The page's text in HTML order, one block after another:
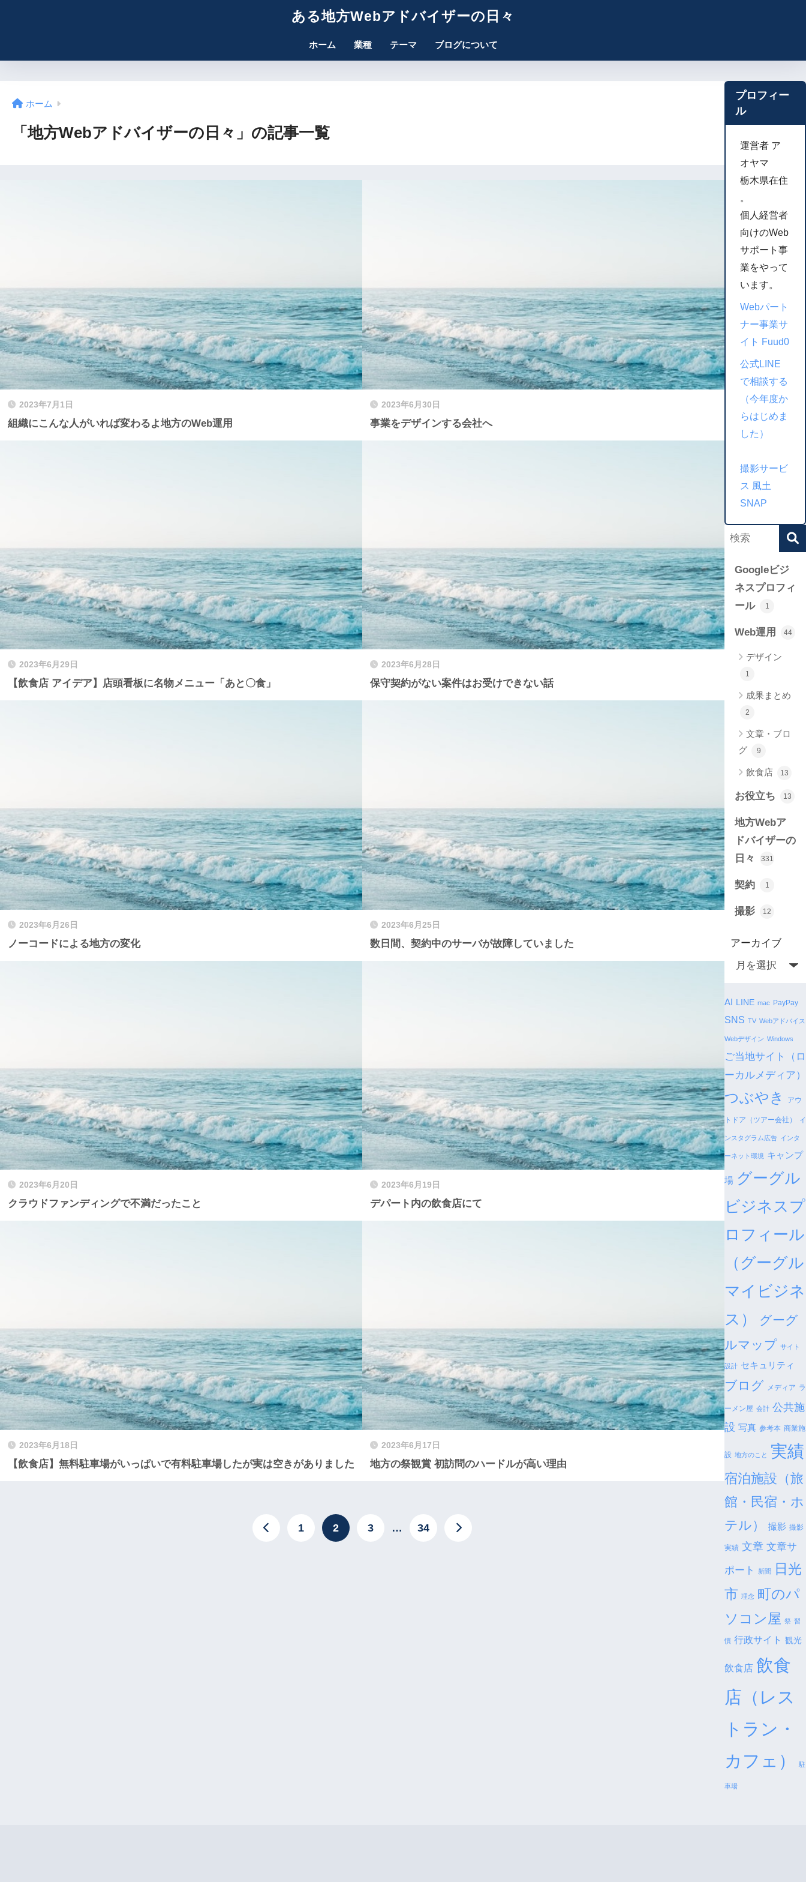
ある地方Webアドバイザーの日々
ホーム 業種 テーマ ブログについて
ホーム
「地方Webアドバイザーの日々」の記事一覧
2023年7月1日
組織にこんな人がいれば変わるよ地方のWeb運用
2023年6月30日
事業をデザインする会社へ
2023年6月29日
【飲食店 アイデア】店頭看板に名物メニュー「あと〇食」
2023年6月28日
保守契約がない案件はお受けできない話
2023年6月26日
ノーコードによる地方の変化
2023年6月25日
数日間、契約中のサーバが故障していました
2023年6月20日
クラウドファンディングで不満だったこと
2023年6月19日
デパート内の飲食店にて
2023年6月18日
【飲食店】無料駐車場がいっぱいで有料駐車場したが実は空きがありました
2023年6月17日
地方の祭観賞 初訪問のハードルが高い理由
1 2 3 … 34
プロフィー
ル
運営者 ア
オヤマ
栃木県在住
。
個人経営者
向けのWeb
サポート事
業をやって
います。
Webパート
ナー事業サ
イト Fuud0
公式LINE
で相談する
（今年度か
らはじめま
した）
撮影サービ
ス 風土
SNAP
Googleビジ
ネスプロフィ
ール
1
Web運用 44
デザイン
1
成果まとめ
2
文章・ブロ
グ
9
飲食店 13
お役立ち 13
地方Webア
ドバイザーの
日々
331
契約 1
撮影 12
アーカイブ
AI LINE mac PayPay
SNS TV Webアドバイス
Webデザイン Windows
ご当地サイト（ロ
ーカルメディア）
つぶやき アウ
トドア（ツアー会社） イ
ンスタグラム広告 インタ
ーネット環境 キャンプ
場 グーグル
ビジネスプ
ロフィール
（グーグル
マイビジネ
ス）
グーグ
ルマップ サイト
設計 セキュリティ
ブログ メディア ラ
ーメン屋 会計 公共施
設 写真 参考本 商業施
設 地方のこと 実績
宿泊施設（旅
館・民宿・ホ
テル）
撮影 撮影
実績 文章 文章サ
ポート 新聞
日光
市 理念 町のパ
ソコン屋 祭 習
慣 行政サイト 観光
飲食店 飲食
店（レス
トラン・
カフェ）
駐
車場